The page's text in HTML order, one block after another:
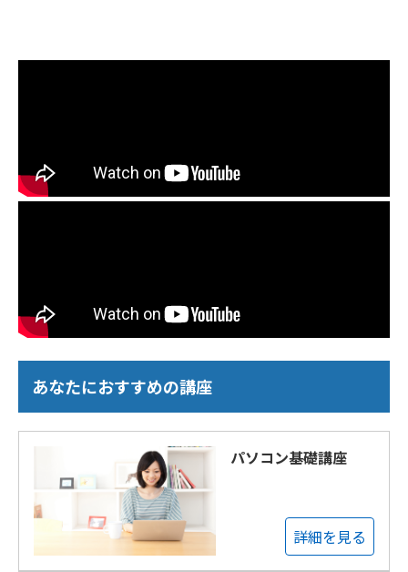
あなたにおすすめの講座
パソコン基礎講座
詳細を見る